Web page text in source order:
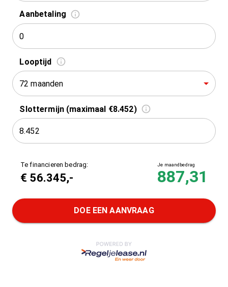
Aanbetaling
Looptijd
72 maanden
Slottermijn (maximaal €8.452)
Te financieren bedrag:
€ 56.345,-
Je maandbedrag
887,31
DOE EEN AANVRAAG